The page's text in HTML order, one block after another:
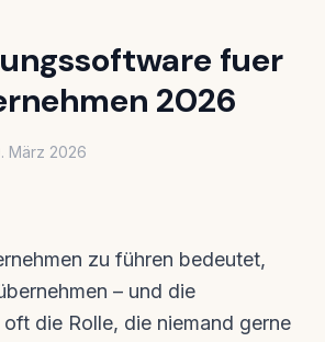
fuer
2026
März 2026
zu führen bedeutet,
– und die
die Rolle, die niemand gerne